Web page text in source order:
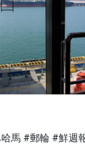
馬 #郵輪 #鮮週